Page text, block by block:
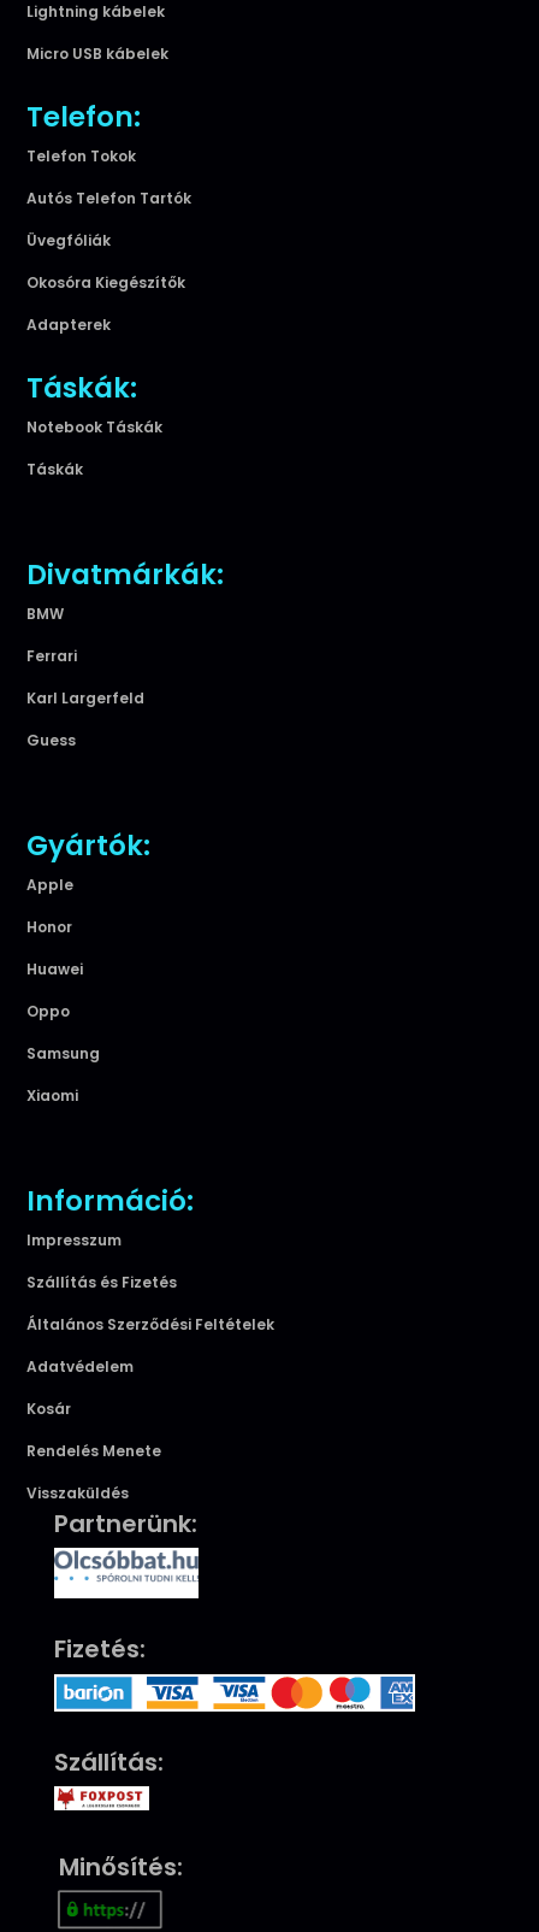
Lightning kábelek
Micro USB kábelek
Telefon:
Telefon Tokok
Autós Telefon Tartók
Üvegfóliák
Okosóra Kiegészítők
Adapterek
Táskák:
Notebook Táskák
Táskák
Divatmárkák:
BMW
Ferrari
Karl Largerfeld
Guess
Gyártók:
Apple
Honor
Huawei
Oppo
Samsung
Xiaomi
Információ:
Impresszum
Szállítás és Fizetés
Általános Szerződési Feltételek
Adatvédelem
Kosár
Rendelés Menete
Visszaküldés
Partnerünk:
Fizetés:
Szállítás:
Minősítés: